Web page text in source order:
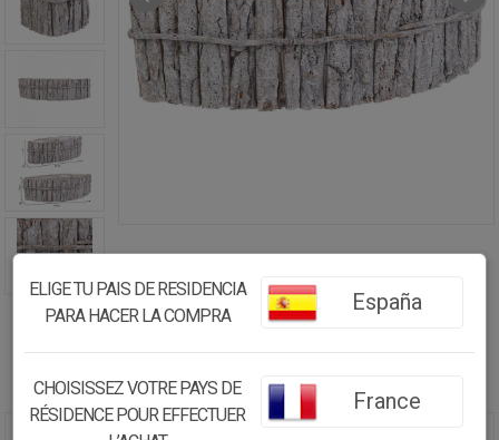
ELIGE TU PAIS DE RESIDENCIA
PARA HACER LA COMPRA
España
CHOISISSEZ VOTRE PAYS DE
RÉSIDENCE POUR EFFECTUER
France